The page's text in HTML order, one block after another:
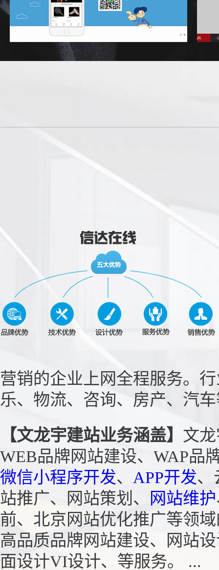
营销的企业上网全程服务。
乐、物流、咨询、房产、汽
【文龙宇建站业务涵盖】 文
WEB品牌网站建设、WAP品
微信小程序开发、 APP开发、
站推广、网站策划、
网站维护
前、北京网站优化推广等领
高品质品牌网站建设、网站
面设计VI设计、等服务。 ...